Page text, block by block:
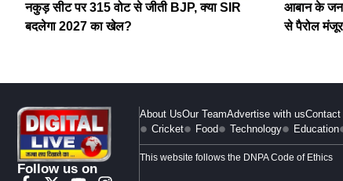
नकुड़ सीट पर 315 वोट से जीती BJP, क्या SIR
बदलेगा 2027 का खेल?
आबान के
से पैरोल मंजूर
Follow us on
About UsOur TeamAdvertise with usContact
Cricket
Food Technology Education
This website follows the DNPA Code of Ethics